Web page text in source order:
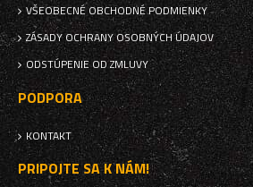
VŠEOBECNÉ OBCHODNÉ PODMIENKY
ZÁSADY OCHRANY OSOBNÝCH ÚDAJOV
ODSTÚPENIE OD ZMLUVY
PODPORA
KONTAKT
PRIPOJTE SA K NÁM!